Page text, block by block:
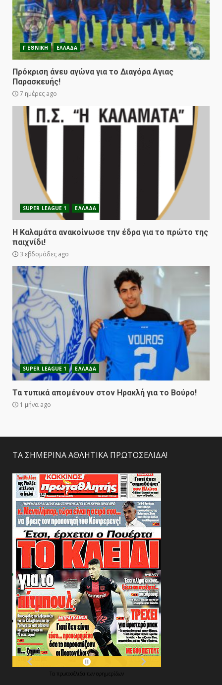
Γ ΕΘΝΙΚΗ ΕΛΛΑΔΑ
Πρόκριση άνευ αγώνα για το Διαγόρα Αγιας
Παρασκευής!
7 ημέρες ago
SUPER LEAGUE 1 ΕΛΛΑΔΑ
Η Καλαμάτα ανακοίνωσε την έδρα για το πρώτο της
παιχνίδι!
3 εβδομάδες ago
SUPER LEAGUE 1 ΕΛΛΑΔΑ
Τα τυπικά απομένουν στον Ηρακλή για το Βούρο!
1 μήνα ago
ΤΑ ΣΗΜΕΡΙΝΑ ΑΘΛΗΤΙΚΑ ΠΡΩΤΟΣΕΛΙΔΑ!
Τα πρωτοσέλιδα των εφημερίδων